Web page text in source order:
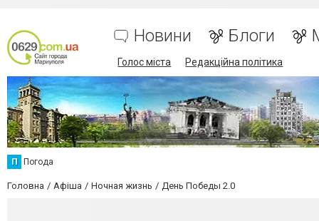
Новини Блоги
Голос міста Редакційна політика
П Погода
Головна Афіша Ночная жизнь День Победы 2.0